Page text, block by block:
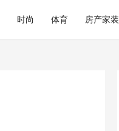
时尚 体育 房产家装